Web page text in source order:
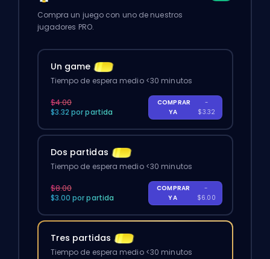
Compra un juego con uno de nuestros
jugadores PRO.
Un game
Tiempo de espera medio <30 minutos
$4.00
$3.32 por partida
COMPRAR
YA
-
$3.32
Dos partidas
Tiempo de espera medio <30 minutos
$8.00
$3.00 por partida
COMPRAR
YA
-
$6.00
Tres partidas
Tiempo de espera medio <30 minutos